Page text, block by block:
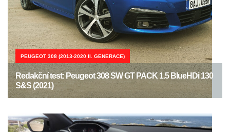
PEUGEOT 308 (2013-2020 II. GENERACE)
Redakční test: Peugeot 308 SW GT PACK 1.5 BlueHDi 130
S&S (2021)